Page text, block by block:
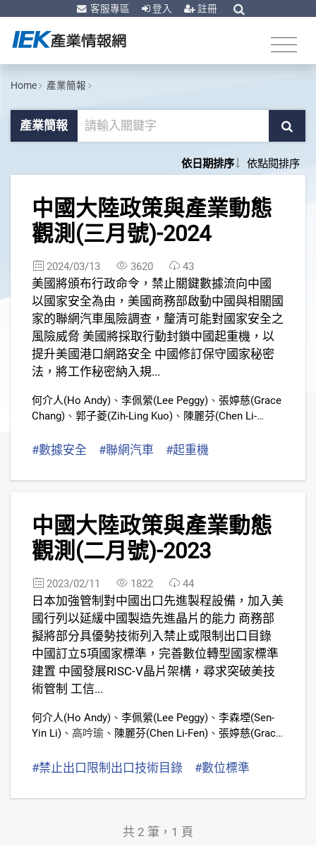
客服專區 登入 註冊
Home 產業簡報
產業簡報
依日期排序 依點閱排序
中國大陸政策與產業動態
觀測(三月號)-2024
2024/03/13 3620 43
美國將頒布行政命令，禁止關鍵數據流向中國
以國家安全為由，美國商務部啟動中國與相關國
家的聯網汽車風險調查，釐清可能對國家安全之
風險威脅 美國將採取行動封鎖中國起重機，以
提升美國港口網路安全 中國修訂保守國家秘密
法，將工作秘密納入規...
何介人(Ho Andy) 、 李佩縈(Lee Peggy) 、 張婷慈(Grace
Chang) 、 郭子菱(Zih-Ling Kuo) 、 陳麗芬(Chen Li-
彧(Jax Lu)
#數據安全 #聯網汽車 #起重機
中國大陸政策與產業動態
觀測(二月號)-2023
2023/02/11 1822 44
日本加強管制對中國出口先進製程設備，加入美
國行列以延緩中國製造先進晶片的能力 商務部
擬將部分具優勢技術列入禁止或限制出口目錄
中國訂立5項國家標準，完善數位轉型國家標準
建置 中國發展RISC-V晶片架構，尋求突破美技
術管制 工信...
何介人(Ho Andy) 、 李佩縈(Lee Peggy) 、 李森堙(Sen-
Yin Li) 、 高吟瑜 、 陳麗芬(Chen Li-Fen) 、 張婷慈(Grace
Huang)、 歐宜佩(I-Pei Ou)、羅顯辰
#禁止出口限制出口技術目錄 #數位標準
共 2 筆，1 頁